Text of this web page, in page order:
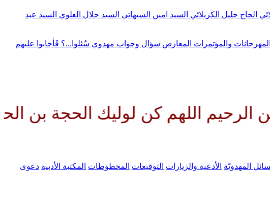
الحاج جليل الكربلائي السيد امين السيهاتي السيد جلال العلوي السيد عبد
المهرجانات والمؤتمرات المعارض سؤال وجواب مهدوي سُئلوا...؟ فَأجابوا عليهم
اللهم كن لوليك الحجة بن الحسن
المهدويّة الأدعية والزيارات التوقيعات المخطوطات المكتبة الأدبية دعوى